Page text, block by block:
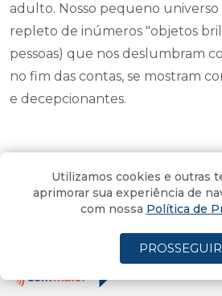
adulto. Nosso pequeno
repleto de inúmeros "objetos
pessoas) que nos deslumbram
no fim das contas, se mostram
e decepcionantes.
com a
empresa?
Utilizamos cookies e outras
aprimorar sua experiência de
com nossa Política de
PROSSEGUIR